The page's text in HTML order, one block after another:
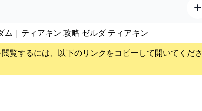
| ティアキン 攻略 ゼルダ ティアキン
覧するには、以下のリンクをコピーして開いてくださ